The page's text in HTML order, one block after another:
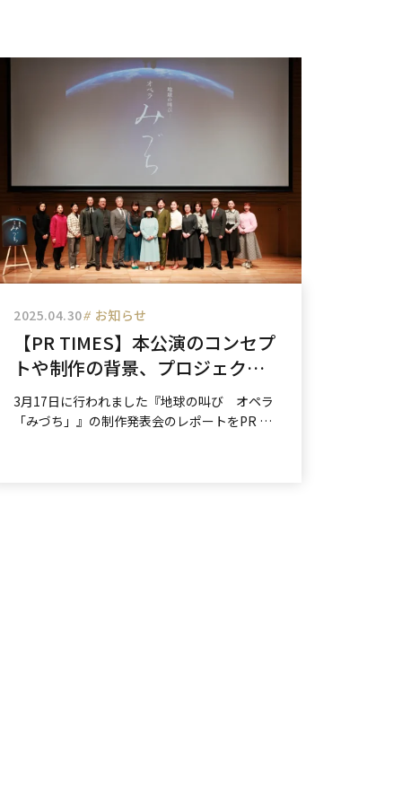
2025.04.30# お知らせ
【PR TIMES】本公演のコンセプ
トや制作の背景、プロジェクト
の目的などを掲載いただきまし
た
3月17日に行われました『地球の叫び オペラ
「みづち」』の制作発表会のレポートをPR TI